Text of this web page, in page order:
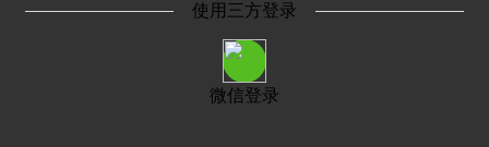
使用三方登录
微信登录